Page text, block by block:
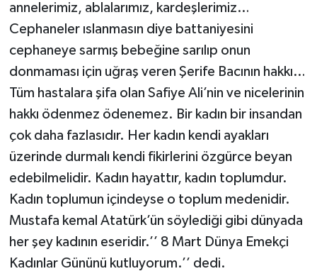
annelerimiz, ablalarımız, kardeşlerimiz…
Cephaneler ıslanmasın diye battaniyesini
cephaneye sarmış bebeğine sarılıp onun
donmaması için uğraş veren Şerife Bacının hakkı…
Tüm hastalara şifa olan Safiye Ali’nin ve nicelerinin
hakkı ödenmez ödenemez. Bir kadın bir insandan
çok daha fazlasıdır. Her kadın kendi ayakları
üzerinde durmalı kendi fikirlerini özgürce beyan
edebilmelidir. Kadın hayattır, kadın toplumdur.
Kadın toplumun içindeyse o toplum medenidir.
Mustafa kemal Atatürk’ün söylediği gibi dünyada
her şey kadının eseridir.’’ 8 Mart Dünya Emekçi
Kadınlar Gününü kutluyorum.’’ dedi.